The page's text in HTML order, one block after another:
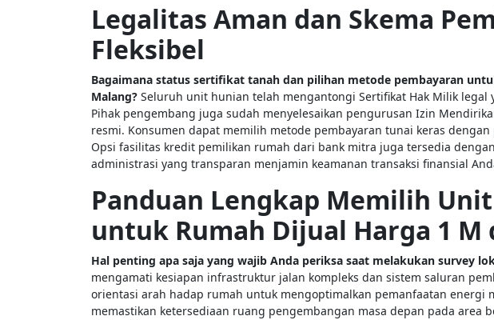
Legalitas Aman dan Skema
Fleksibel
Bagaimana status sertifikat tanah dan pilihan metode pembayaran
Malang? Seluruh unit hunian telah mengantongi Sertifikat Hak Milik legal
Pihak pengembang juga sudah menyelesaikan pengurusan Izin
resmi. Konsumen dapat memilih metode pembayaran tunai keras
Opsi fasilitas kredit pemilikan rumah dari bank mitra juga tersedia
administrasi yang transparan menjamin keamanan transaksi finansial
Panduan Lengkap Memilih
untuk Rumah Dijual Harga 1 M
Hal penting apa saja yang wajib Anda periksa saat melakukan survey
mengamati kesiapan infrastruktur jalan kompleks dan sistem saluran
orientasi arah hadap rumah untuk mengoptimalkan pemanfaatan energi
memastikan ketersediaan ruang pengembangan masa depan pada area